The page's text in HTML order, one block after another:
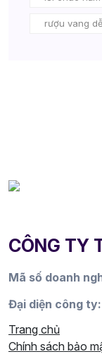
rượu vang
CÔNG TY
Mã số doanh
Đại diện công ty:
Trang chủ
Chính sách bảo